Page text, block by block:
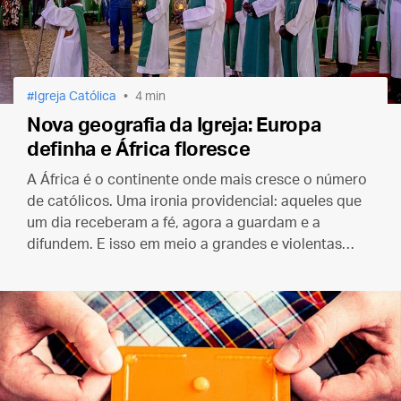
Igreja Católica 4 min
Nova geografia da Igreja: Europa
definha e África floresce
A África é o continente onde mais cresce o número
de católicos. Uma ironia providencial: aqueles que
um dia receberam a fé, agora a guardam e a
difundem. E isso em meio a grandes e violentas